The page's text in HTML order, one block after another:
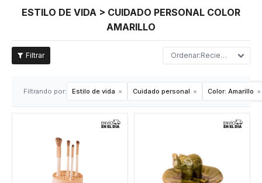
ESTILO DE VIDA > CUIDADO PERSONAL COLOR
AMARILLO
Recientes
Filtrando por: Estilo de vida Cuidado personal Color: Amarillo